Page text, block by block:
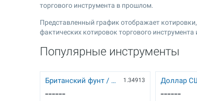
торгового инструмента в прошлом.
Представленный график отображает
фактических котировок торгового
Популярные инструменты
Британский фунт / Доллар США 1.34913
------ ------